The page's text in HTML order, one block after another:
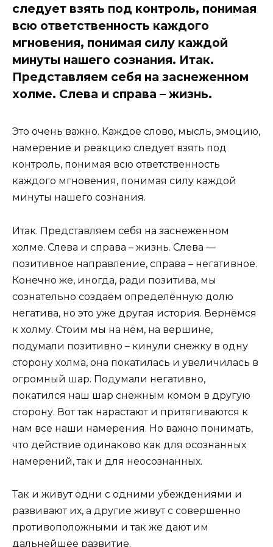
следует взять под контроль, понимая
всю ответственность каждого
мгновения, понимая силу каждой
минуты нашего сознания. Итак.
Представляем себя на заснеженном
холме. Слева и справа – жизнь.
Это очень важно. Каждое слово, мысль, эмоцию,
намерение и реакцию следует взять под
контроль, понимая всю ответственность
каждого мгновения, понимая силу каждой
минуты нашего сознания.
Итак. Представляем себя на заснеженном
холме. Слева и справа – жизнь. Слева —
позитивное направление, справа – негативное.
Конечно же, иногда, ради позитива, мы
сознательно создаём определённую долю
негатива, но это уже другая история. Вернёмся
к холму. Стоим мы на нём, на вершине,
подумали позитивно – кинули снежку в одну
сторону холма, она покатилась и увеличилась в
огромный шар. Подумали негативно,
покатился наш шар снежным комом в другую
сторону. Вот так нарастают и притягиваются к
нам все наши намерения. Но важно понимать,
что действие одинаково как для осознанных
намерений, так и для неосознанных.
Так и живут одни с одними убеждениями и
развивают их, а другие живут с совершенно
противоположными и так же дают им
дальнейшее развитие.